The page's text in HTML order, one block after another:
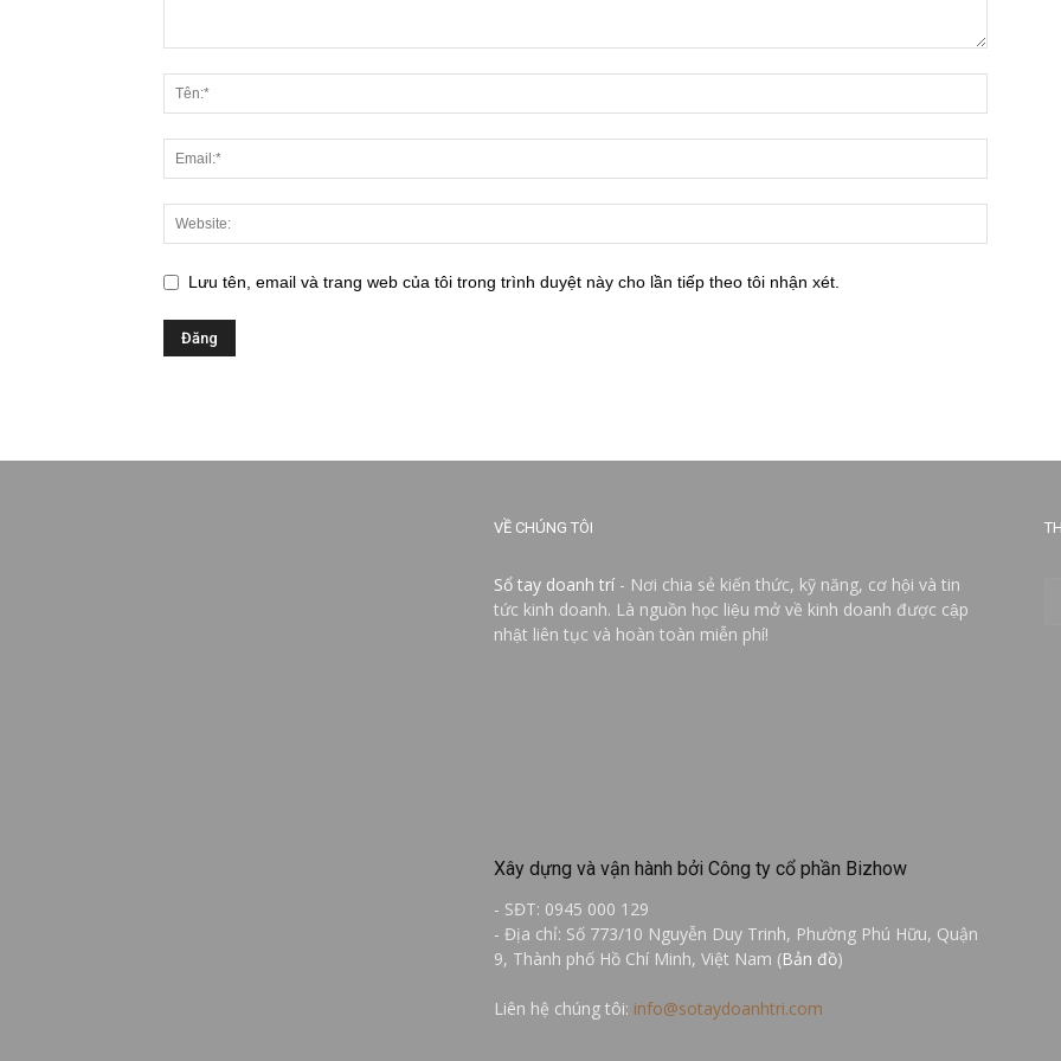
Lưu tên, email và trang web của tôi trong trình duyệt này cho lần tiếp theo tôi nhận xét.
VỀ CHÚNG TÔI
Sổ tay doanh trí - Nơi chia sẻ kiến thức, kỹ năng, cơ hội và tin
tức kinh doanh. Là nguồn học liệu mở về kinh doanh được cập
nhật liên tục và hoàn toàn miễn phí!
Xây dựng và vận hành bởi Công ty cổ phần Bizhow
- SĐT: 0945 000 129
- Địa chỉ: Số 773/10 Nguyễn Duy Trinh, Phường Phú Hữu, Quận
9, Thành phố Hồ Chí Minh, Việt Nam (Bản đồ)
Liên hệ chúng tôi: info@sotaydoanhtri.com